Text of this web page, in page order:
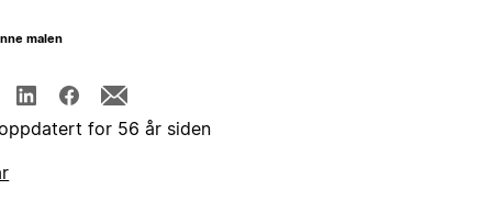
malen
for 56 år siden